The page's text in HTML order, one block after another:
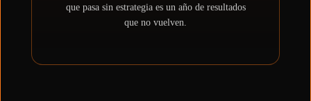
que pasa sin estrategia es un año de resultados
que no vuelven.